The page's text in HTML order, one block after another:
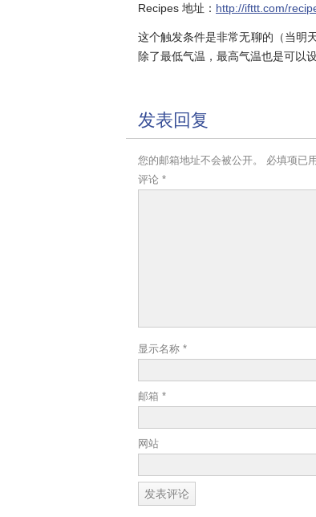
Recipes 地址： http://ifttt.com/
这个触发条件是非常无聊的（当明
除了最低气温，最高气温也是可以
发表回复
您的邮箱地址不会被公开。 必填项已用
评论 *
显示名称 *
邮箱 *
网站